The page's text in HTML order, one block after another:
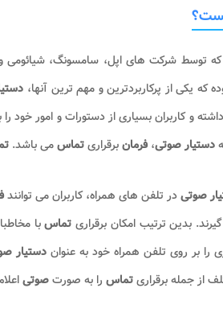
شرکت های اپل، سامسونگ، شیائومی و
که یکی از پرکاربردترین و مهم ترین آنها،
و کاربران بسیاری از دستورات و امور خود را
دستیار صوتی،فرمانبرقراریتماسمی باشد.
صوتیدر تلفن های همراه، کاربران می توانند
گیرند. بدین ترتیب امکان برقراری تماسبا
را بر روی تلفن همراه خود به عنوان دستیار
از جمله برقراریتماس را به صورتصوتی